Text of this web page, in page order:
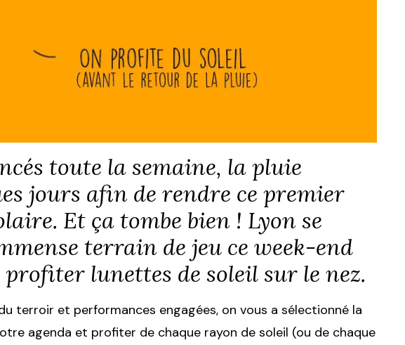
toute la semaine, la pluie
jours afin de rendre ce premier
Et ça tombe bien ! Lyon se
terrain de jeu ce week-end
lunettes de soleil sur le nez.
terroir et performances engagées, on vous a sélectionné la
agenda et profiter de chaque rayon de soleil (ou de chaque